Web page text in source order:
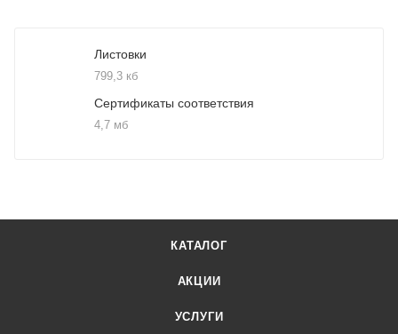
Листовки
799,3 кб
Сертификаты соответствия
4,7 мб
КАТАЛОГ
АКЦИИ
УСЛУГИ